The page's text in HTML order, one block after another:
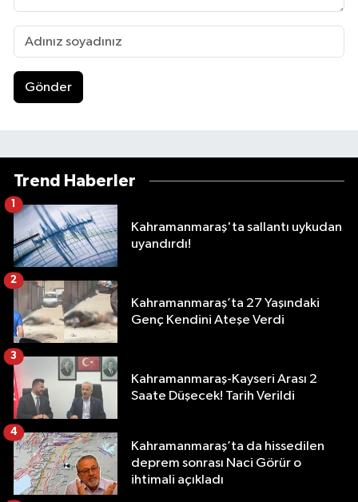
Gönder
Trend Haberler
Kahramanmaraş'ta sallantı uykudan
uyandırdı!
1
Kahramanmaraş’ta 27 Yaşındaki
Genç Kendini Ateşe Verdi
2
Kahramanmaraş-Kayseri Arası 2
Saate Düşecek! Tarih Verildi
3
Kahramanmaraş’ta da hissedilen
deprem sonrası Naci Görür o
ihtimali açıkladı
4